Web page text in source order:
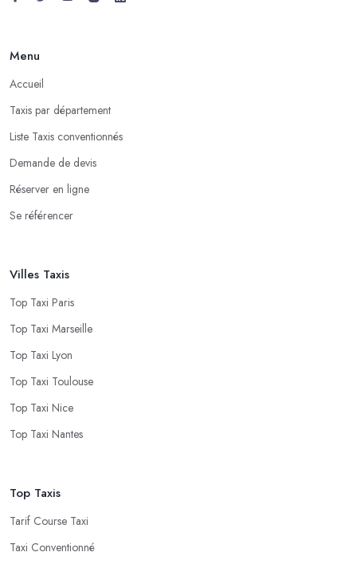
Menu
Accueil
Taxis par département
Liste Taxis conventionnés
Demande de devis
Réserver en ligne
Se référencer
Villes Taxis
Top Taxi Paris
Top Taxi Marseille
Top Taxi Lyon
Top Taxi Toulouse
Top Taxi Nice
Top Taxi Nantes
Top Taxis
Tarif Course Taxi
Taxi Conventionné